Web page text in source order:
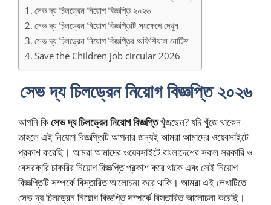
সেভ দ্য চিলড্রেন নিয়োগ বিজ্ঞপ্তি ২০২৬
সেভ দ্য চিলড্রেন নিয়োগ বিজ্ঞপ্তিটি সংক্ষেপে দেখুন
সেভ দ্য চিলড্রেন নিয়োগ বিজ্ঞপ্তির অফিশিয়াল নোটিশ
Save the Children job circular 2026
সেভ দ্য চিলড্রেন নিয়োগ বিজ্ঞপ্তি ২০২৬
আপনি কিসেভ দ্য চিলড্রেন নিয়োগ বিজ্ঞপ্তিখুঁজছেন? যদি খুঁজে থাকেন
তাহলে এই নিয়োগ বিজ্ঞপ্তিটি আপনার জন্যই আমরা আমাদের ওয়েবসাইটে
প্রকাশ করেছি। আমরা আমাদের ওয়েবসাইটে বাংলাদেশের সকল সরকারি ও
বেসরকারি চাকরির নিয়োগ বিজ্ঞপ্তি প্রকাশ করে থাকে এবং সেই নিয়োগ
বিজ্ঞপ্তিটি সম্পর্কে বিস্তারিত আলোচনা করে থাকি। আমরা এই লেখাটিতে
সেভ দ্য চিলড্রেন নিয়োগ বিজ্ঞপ্তি সম্পর্কে বিস্তারিত আলোচনা করেছি।